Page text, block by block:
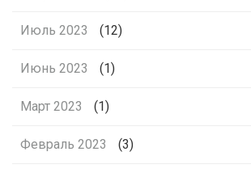
Июль 2023 (12)
Июнь 2023 (1)
Март 2023 (1)
Февраль 2023 (3)